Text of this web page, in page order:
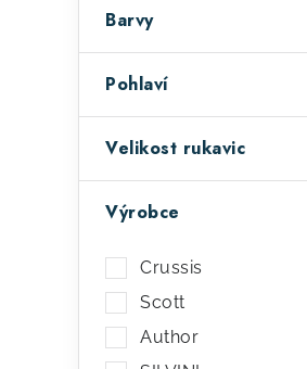
n
l
Barvy
Pohlaví
Velikost rukavic
Výrobce
Crussis
Scott
Author